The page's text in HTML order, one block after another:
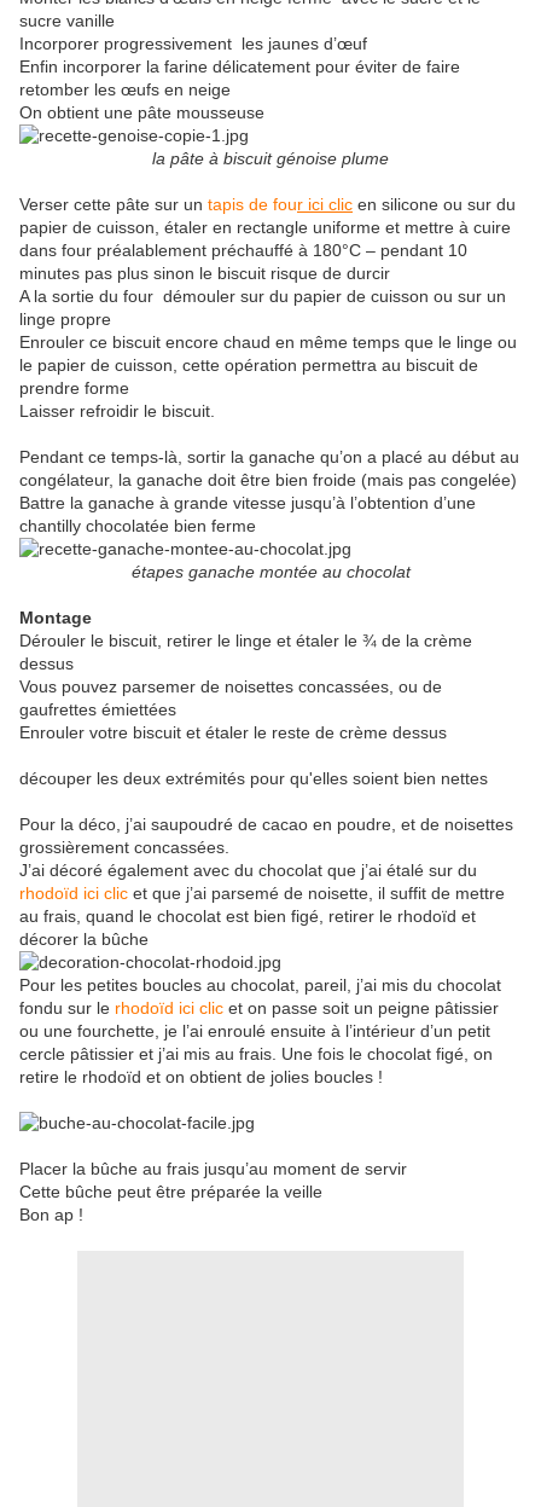
sucre vanille
Incorporer progressivement les jaunes d’œuf
Enfin incorporer la farine délicatement pour éviter de faire
retomber les œufs en neige
On obtient une pâte mousseuse
la pâte à biscuit génoise plume
Verser cette pâte sur un tapis de four ici clic en silicone ou sur du
papier de cuisson, étaler en rectangle uniforme et mettre à cuire
dans four préalablement préchauffé à 180°C – pendant 10
minutes pas plus sinon le biscuit risque de durcir
A la sortie du four démouler sur du papier de cuisson ou sur un
linge propre
Enrouler ce biscuit encore chaud en même temps que le linge ou
le papier de cuisson, cette opération permettra au biscuit de
prendre forme
Laisser refroidir le biscuit.
Pendant ce temps-là, sortir la ganache qu’on a placé au début au
congélateur, la ganache doit être bien froide (mais pas congelée)
Battre la ganache à grande vitesse jusqu’à l’obtention d’une
chantilly chocolatée bien ferme
étapes ganache montée au chocolat
Montage
Dérouler le biscuit, retirer le linge et étaler le ¾ de la crème
dessus
Vous pouvez parsemer de noisettes concassées, ou de
gaufrettes émiettées
Enrouler votre biscuit et étaler le reste de crème dessus
découper les deux extrémités pour qu'elles soient bien nettes
Pour la déco, j’ai saupoudré de cacao en poudre, et de noisettes
grossièrement concassées.
J’ai décoré également avec du chocolat que j’ai étalé sur du
rhodoïd ici clic et que j’ai parsemé de noisette, il suffit de mettre
au frais, quand le chocolat est bien figé, retirer le rhodoïd et
décorer la bûche
Pour les petites boucles au chocolat, pareil, j’ai mis du chocolat
fondu sur le rhodoïd ici clic et on passe soit un peigne pâtissier
ou une fourchette, je l’ai enroulé ensuite à l’intérieur d’un petit
cercle pâtissier et j’ai mis au frais. Une fois le chocolat figé, on
retire le rhodoïd et on obtient de jolies boucles !
Placer la bûche au frais jusqu’au moment de servir
Cette bûche peut être préparée la veille
Bon ap !